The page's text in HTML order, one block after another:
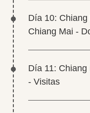
Día 10:
Chiang Mai -
Día 11:
- Visitas